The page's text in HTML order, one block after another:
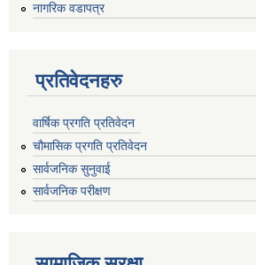
नागरिक वडापत्र
प्रतिवेदनहरु
वार्षिक प्रगति प्रतिवेदन
चौमासिक प्रगति प्रतिवेदन
सार्वजनिक सुनुवाई
सार्वजनिक परीक्षण